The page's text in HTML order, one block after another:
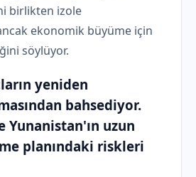
birlikten izole
ekonomik büyüme için
söylüyor.
yeniden
bahsediyor.
Yunanistan'ın uzun
planındaki riskleri